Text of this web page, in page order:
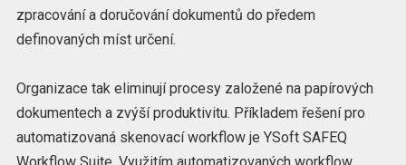
zpracování a doručování dokumentů do předem
definovaných míst určení.
Organizace tak eliminují procesy založené na papírových
dokumentech a zvýší produktivitu. Příkladem řešení pro
automatizovaná skenovací workflow je YSoft SAFEQ